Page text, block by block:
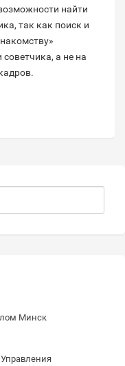
найти
так как поиск и
а не на
Минск